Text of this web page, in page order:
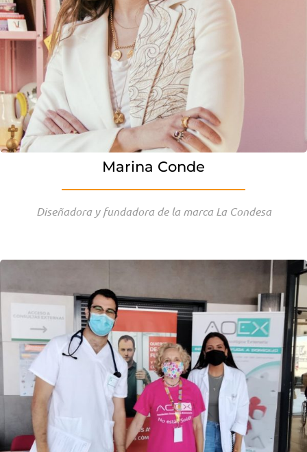
Marina Conde
Diseñadora y fundadora de la marca La Condesa